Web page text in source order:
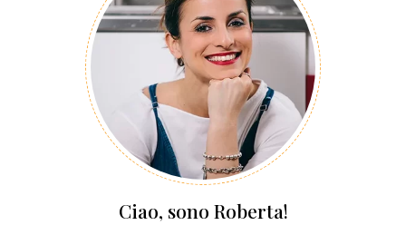
Ciao, sono Roberta!